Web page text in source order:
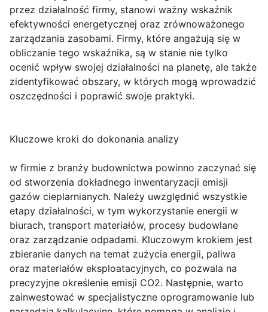
przez działalność firmy, stanowi ważny wskaźnik
efektywności energetycznej oraz zrównoważonego
zarządzania zasobami. Firmy, które angażują się w
obliczanie tego wskaźnika, są w stanie nie tylko
ocenić wpływ swojej działalności na planetę, ale także
zidentyfikować obszary, w których mogą wprowadzić
oszczędności i poprawić swoje praktyki.
Kluczowe kroki do dokonania analizy
w firmie z branży budownictwa powinno zaczynać się
od stworzenia dokładnego inwentaryzacji emisji
gazów cieplarnianych. Należy uwzględnić wszystkie
etapy działalności, w tym wykorzystanie energii w
biurach, transport materiałów, procesy budowlane
oraz zarządzanie odpadami. Kluczowym krokiem jest
zbieranie danych na temat zużycia energii, paliwa
oraz materiałów eksploatacyjnych, co pozwala na
precyzyjne określenie emisji CO2. Następnie, warto
zainwestować w specjalistyczne oprogramowanie lub